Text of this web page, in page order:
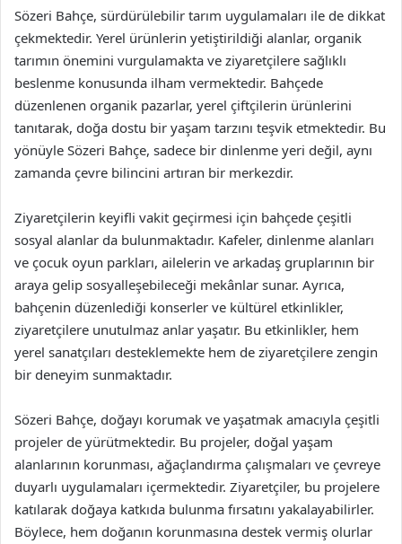
Sözeri Bahçe, sürdürülebilir tarım uygulamaları ile de dikkat
çekmektedir. Yerel ürünlerin yetiştirildiği alanlar, organik
tarımın önemini vurgulamakta ve ziyaretçilere sağlıklı
beslenme konusunda ilham vermektedir. Bahçede
düzenlenen organik pazarlar, yerel çiftçilerin ürünlerini
tanıtarak, doğa dostu bir yaşam tarzını teşvik etmektedir. Bu
yönüyle Sözeri Bahçe, sadece bir dinlenme yeri değil, aynı
zamanda çevre bilincini artıran bir merkezdir.
Ziyaretçilerin keyifli vakit geçirmesi için bahçede çeşitli
sosyal alanlar da bulunmaktadır. Kafeler, dinlenme alanları
ve çocuk oyun parkları, ailelerin ve arkadaş gruplarının bir
araya gelip sosyalleşebileceği mekânlar sunar. Ayrıca,
bahçenin düzenlediği konserler ve kültürel etkinlikler,
ziyaretçilere unutulmaz anlar yaşatır. Bu etkinlikler, hem
yerel sanatçıları desteklemekte hem de ziyaretçilere zengin
bir deneyim sunmaktadır.
Sözeri Bahçe, doğayı korumak ve yaşatmak amacıyla çeşitli
projeler de yürütmektedir. Bu projeler, doğal yaşam
alanlarının korunması, ağaçlandırma çalışmaları ve çevreye
duyarlı uygulamaları içermektedir. Ziyaretçiler, bu projelere
katılarak doğaya katkıda bulunma fırsatını yakalayabilirler.
Böylece, hem doğanın korunmasına destek vermiş olurlar